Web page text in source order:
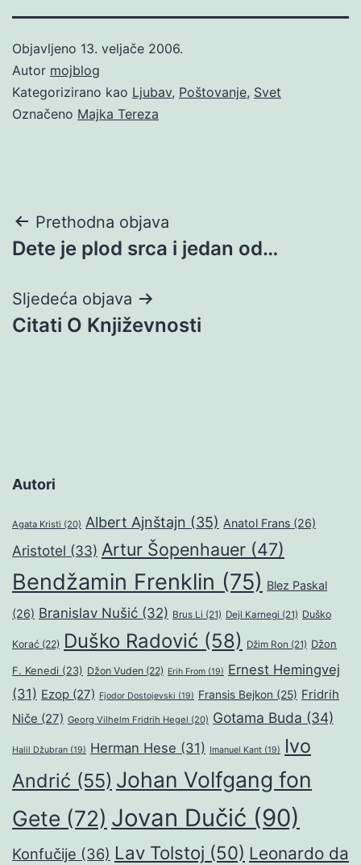
Objavljeno 13. veljače 2006.
Autor mojblog
Kategorizirano kao Ljubav, Poštovanje, Svet
Označeno Majka Tereza
Navigacija
objava
Prethodna objava
Dete je plod srca i jedan od…
Sljedeća objava
Citati O Književnosti
Autori
Agata Kristi (20) Albert Ajnštajn (35) Anatol Frans (26)
Aristotel (33) Artur Šopenhauer (47)
Bendžamin Frenklin (75) Blez Paskal
(26) Branislav Nušić (32) Brus Li (21) Dejl Karnegi (21) Duško
Korać (22) Duško Radović (58) Džim Ron (21) Džon
F. Kenedi (23) Džon Vuden (22) Erih From (19) Ernest Hemingvej
(31) Ezop (27) Fjodor Dostojevski (19) Fransis Bejkon (25) Fridrih
Niče (27) Georg Vilhelm Fridrih Hegel (20) Gotama Buda (34)
Halil Džubran (19) Herman Hese (31) Imanuel Kant (19)
Ivo
Andrić (55) Johan Volfgang fon
Gete (72) Jovan Dučić (90)
Konfučije (36) Lav Tolstoj (50) Leonardo da